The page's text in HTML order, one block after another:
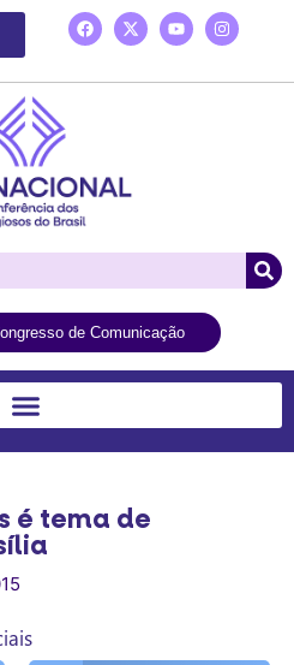
de Comunicação
é tema de